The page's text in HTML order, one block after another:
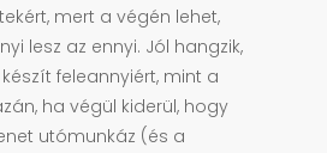
mert a végén lehet,
lesz az ennyi. Jól hangzik,
feleannyiért, mint a
ha végül kiderül, hogy
utómunkáz (és a